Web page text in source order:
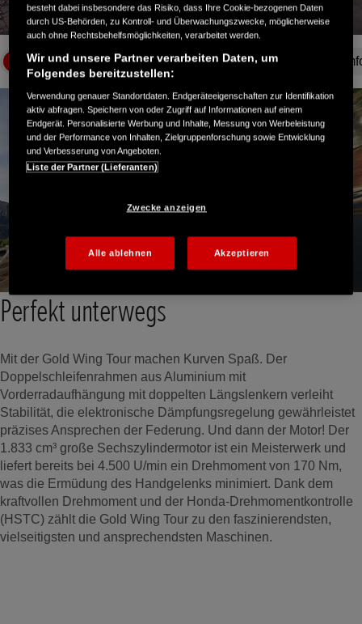
Motor und Leistung Doppelkupplungsgetriebe (DCT)
Perfekt unterwegs
Mit der Gold Wing Tour machen Kurven Spaß. Der
Doppelschleifenrahmen aus Aluminium mit
Vorderradaufhängung mit doppelten Längslenkern verleiht
Stabilität, die elektronische Dämpfungsregelung gewährleistet
präzises Ansprechen der Federung. Und dann der Motor! Der
1.833 cm³ große Sechszylindermotor ist ein Meisterwerk und
liefert bereits bei 4.500 U/min ein Drehmoment von 170 Nm,
was die Ermüdung des Handgelenks minimiert. Dank dem
kraftvollen Drehmoment und der Honda-Drehmomentkontrolle
(HSTC) zählt die Gold Wing Tour zu den faszinierendsten,
vielseitigsten und ansprechendsten Maschinen.
besteht dabei insbesondere das Risiko, dass Ihre Cookie-bezogenen Daten
durch US-Behörden, zu Kontroll- und Überwachungszwecke, möglicherweise
auch ohne Rechtsbehelfsmöglichkeiten, verarbeitet werden.
Wir und unsere Partner verarbeiten Daten, um
Folgendes bereitzustellen:
Verwendung genauer Standortdaten. Endgeräteeigenschaften zur Identifikation
aktiv abfragen. Speichern von oder Zugriff auf Informationen auf einem
Endgerät. Personalisierte Werbung und Inhalte, Messung von Werbeleistung
und der Performance von Inhalten, Zielgruppenforschung sowie Entwicklung
und Verbesserung von Angeboten.
Liste der Partner (Lieferanten)
Zwecke anzeigen
Alle ablehnen Akzeptieren